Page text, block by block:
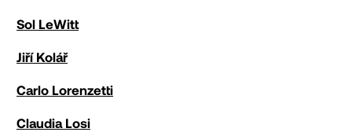
Sol LeWitt
Jiří Kolář
Carlo Lorenzetti
Claudia Losi